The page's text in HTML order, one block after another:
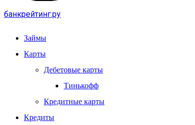
банкрейтинг.ру
Займы
Карты
Дебетовые карты
Тинькофф
Кредитные карты
Кредиты